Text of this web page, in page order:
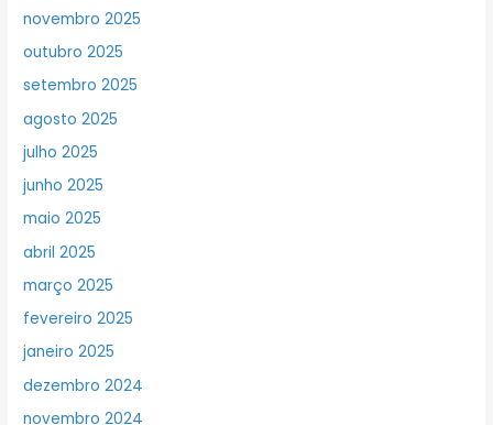
novembro 2025
outubro 2025
setembro 2025
agosto 2025
julho 2025
junho 2025
maio 2025
abril 2025
março 2025
fevereiro 2025
janeiro 2025
dezembro 2024
novembro 2024